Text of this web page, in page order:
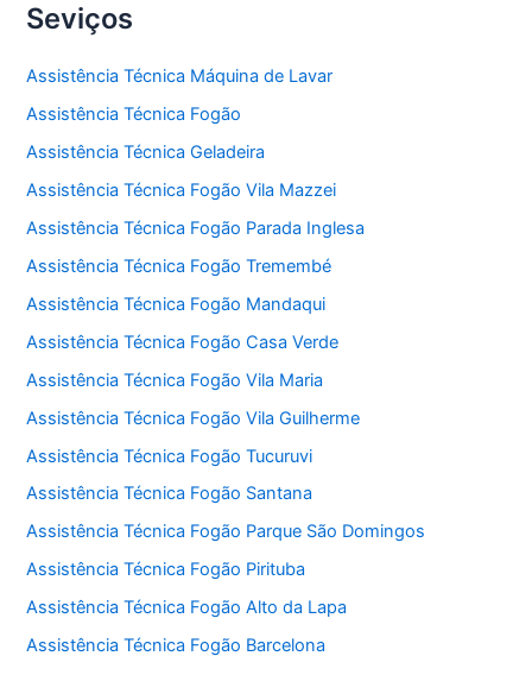
Seviços
Assistência Técnica Máquina de Lavar
Assistência Técnica Fogão
Assistência Técnica Geladeira
Assistência Técnica Fogão Vila Mazzei
Assistência Técnica Fogão Parada Inglesa
Assistência Técnica Fogão Tremembé
Assistência Técnica Fogão Mandaqui
Assistência Técnica Fogão Casa Verde
Assistência Técnica Fogão Vila Maria
Assistência Técnica Fogão Vila Guilherme
Assistência Técnica Fogão Tucuruvi
Assistência Técnica Fogão Santana
Assistência Técnica Fogão Parque São Domingos
Assistência Técnica Fogão Pirituba
Assistência Técnica Fogão Alto da Lapa
Assistência Técnica Fogão Barcelona